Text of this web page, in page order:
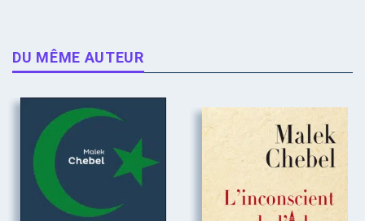
DU MÊME AUTEUR